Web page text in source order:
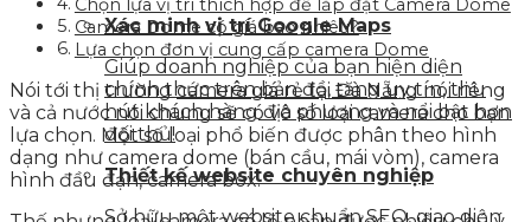
Xác minh vị trí Google Maps
Giúp doanh nghiệp của bạn hiện diện
chính thức trên bản đồ, tăng uy tín, thu
hút khách hàng địa phương và nổi bật hơn
đối thủ!
Thiết kế website chuyên nghiệp
Sở hữu một website chuẩn SEO, giao diện
Chọn lựa vị trí thích hợp để lắp đặt Camera Dome
Camera Dome có giá bao nhiêu?
Lựa chọn đơn vị cung cấp camera Dome
Nói tới thị trườngcamera giá rẻ tại Đà Nẵngnói riêng
và cả nước nói chung sẽ có vô số loại camera cho bạn
lựa chọn. Một số loại phổ biến được phân theo hình
dạng như camera dome (bán cầu, mái vòm), camera
hình đầu đạn, camera box.